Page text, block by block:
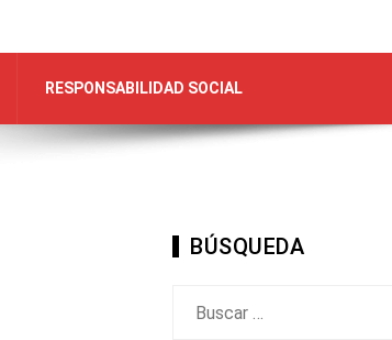
RESPONSABILIDAD SOCIAL
BÚSQUEDA